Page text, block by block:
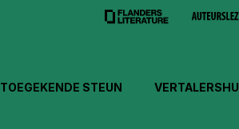
TOEGEKENDE STEUN